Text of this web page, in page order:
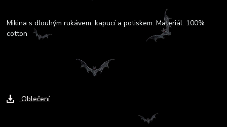
Mikina s dlouhým rukávem, kapucí a potiskem. Materiál: 100%
cotton
Oblečení